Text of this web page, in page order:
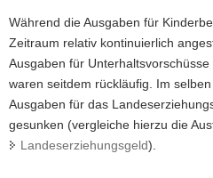
Während die Ausgaben für
Zeitraum relativ kontinuierlich
Ausgaben für
waren seitdem rückläufig. Im
Ausgaben für das
gesunken (vergleiche hierzu die
Landeserziehungsgeld).